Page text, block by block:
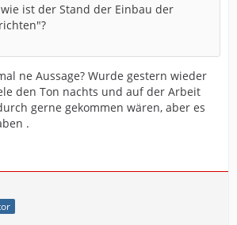
ist der Stand der Einbau der
ne Aussage? Wurde gestern wieder
den Ton nachts und auf der Arbeit
gerne gekommen wären, aber es
.